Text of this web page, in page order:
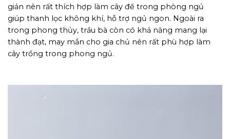
giản nên rất thích hợp làm cây để trong phòng ngủ
giúp thanh lọc không khí, hỗ trợ ngủ ngon. Ngoài ra
trong phong thủy, trầu bà còn có khả năng mang lại
thành đạt, may mắn cho gia chủ nên rất phù hợp làm
cây trồng trong phong ngủ.